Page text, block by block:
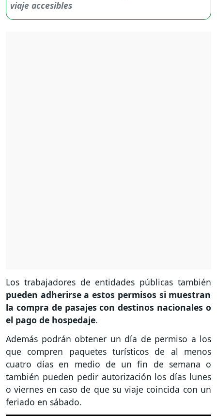
Los trabajadores de entidades públicas también
pueden adherirse a estos permisos si muestran
la compra de pasajes con destinos nacionales o
el pago de hospedaje.
Además podrán obtener un día de permiso a los
que compren paquetes turísticos de al menos
cuatro días en medio de un fin de semana o
también pueden pedir autorización los días lunes
o viernes en caso de que su viaje coincida con un
feriado en sábado.